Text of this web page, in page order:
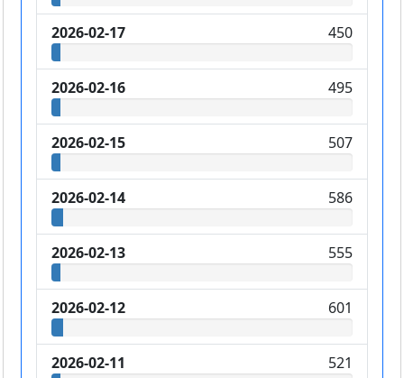
2026-02-17 450
2026-02-16 495
2026-02-15 507
2026-02-14 586
2026-02-13 555
2026-02-12 601
2026-02-11 521